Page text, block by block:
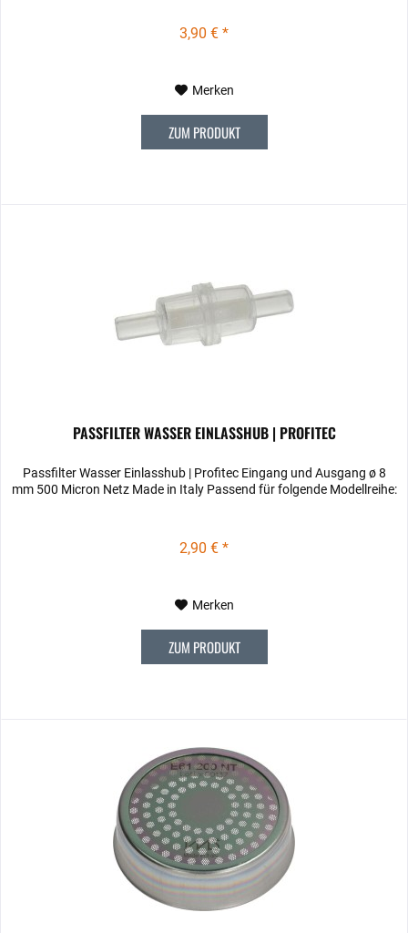
3,90 € *
Merken
ZUM PRODUKT
PASSFILTER WASSER EINLASSHUB | PROFITEC
Passfilter Wasser Einlasshub | Profitec Eingang und Ausgang ø 8
mm 500 Micron Netz Made in Italy Passend für folgende Modellreihe:
2,90 € *
Merken
ZUM PRODUKT